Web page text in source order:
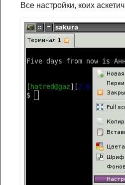
Все настройки, коих